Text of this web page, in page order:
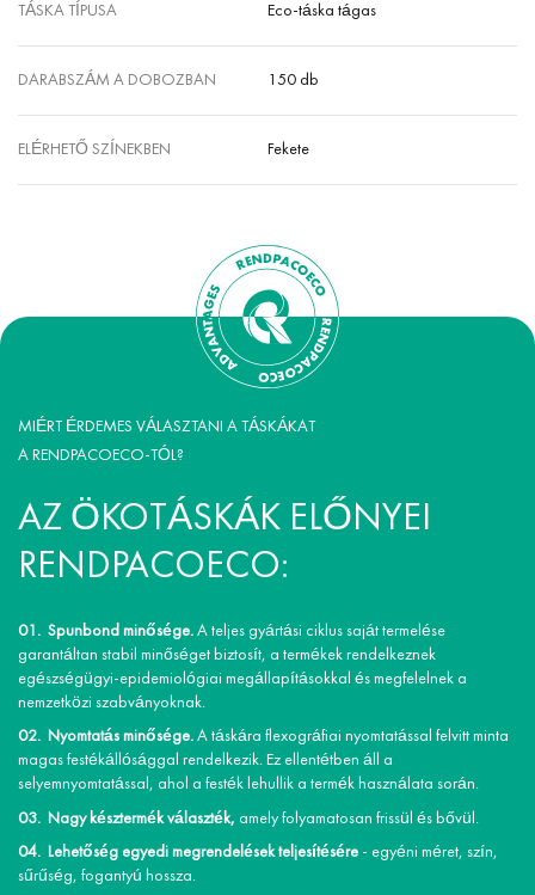
TÁSKA TÍPUSA Eco-táska tágas
DARABSZÁM A DOBOZBAN 150 db
ELÉRHETŐ SZÍNEKBEN Fekete
MIÉRT ÉRDEMES VÁLASZTANI A TÁSKÁKAT
A RENDPACOECO-TÓL?
AZ ÖKOTÁSKÁK ELŐNYEI
RENDPACOECO:
Spunbond minősége.A teljes gyártási ciklus saját termelése
garantáltan stabil minőséget biztosít, a termékek rendelkeznek
egészségügyi-epidemiológiai megállapításokkal és megfelelnek a
nemzetközi szabványoknak.
Nyomtatás minősége.A táskára flexográfiai nyomtatással felvitt minta
magas festékállósággal rendelkezik. Ez ellentétben áll a
selyemnyomtatással, ahol a festék lehullik a termék használata során.
Nagy késztermék választék, amely folyamatosan frissül és bővül.
Lehetőség egyedi megrendelések teljesítésére- egyéni méret, szín,
sűrűség, fogantyú hossza.